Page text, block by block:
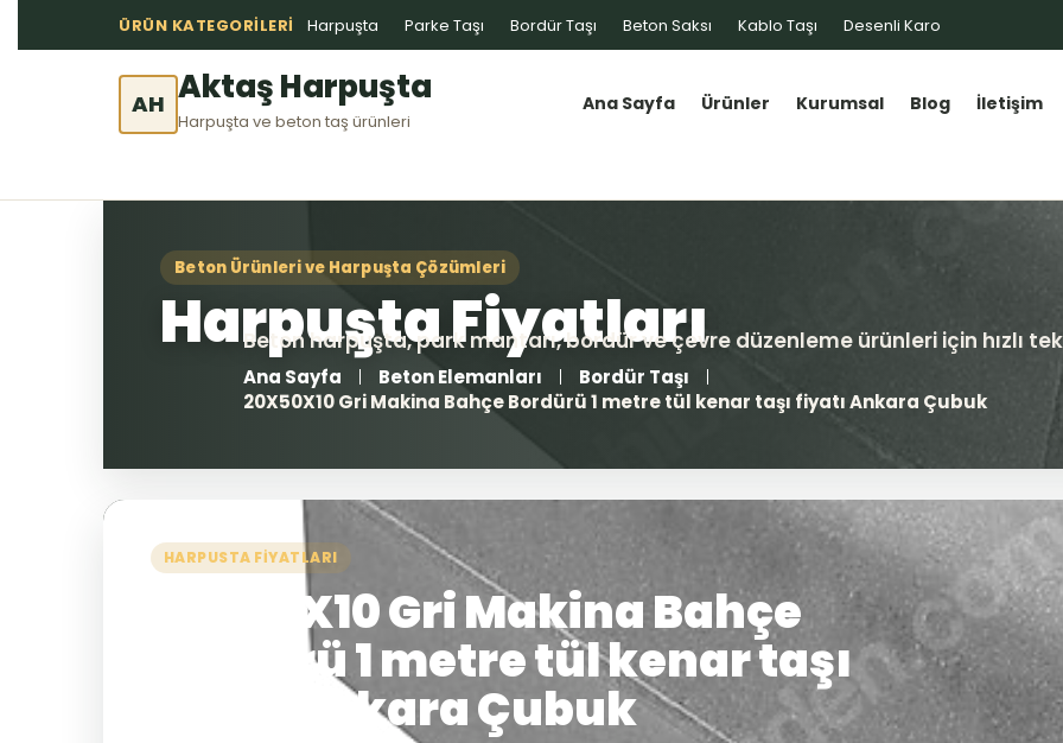
ÜRÜN KATEGORILERI Harpuşta Parke Taşı Bordür Taşı Beton Saksı Kablo Taşı Desenli Karo
AH Aktaş Harpuşta
Harpuşta ve beton taş ürünleri
Ana Sayfa Ürünler Kurumsal Blog İletişim
Ana Sayfa Beton Elemanları
Bordür Taşı
20X50X10 Gri Makina Bahçe Bordürü 1 metre tül kenar taşı fiyatı Ankara Çubuk
HARPUSTA FIYATLARI
20X50X10 Gri Makina Bahçe
Bordürü 1 metre tül kenar taşı
fiyatı Ankara Çubuk